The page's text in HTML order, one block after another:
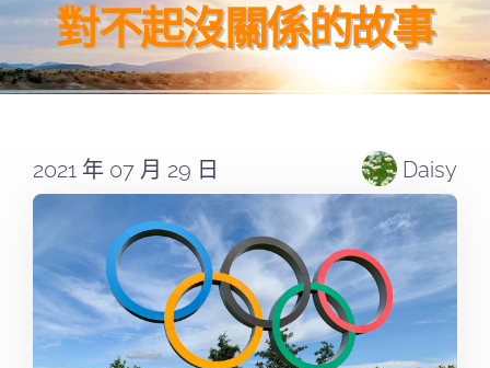
關於我們
奉獻支持
課程報名
for:
對不起沒關係的故事
2021 年 07 月 29 日 Daisy